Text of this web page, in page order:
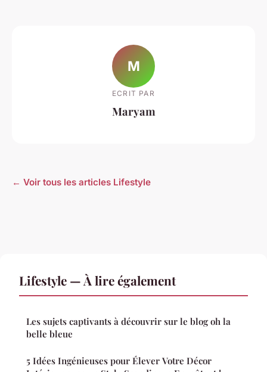
M
ECRIT PAR
Maryam
← Voir tous les articles Lifestyle
Lifestyle — À lire également
Les sujets captivants à découvrir sur le blog oh la
belle bleue
5 Idées Ingénieuses pour Élever Votre Décor